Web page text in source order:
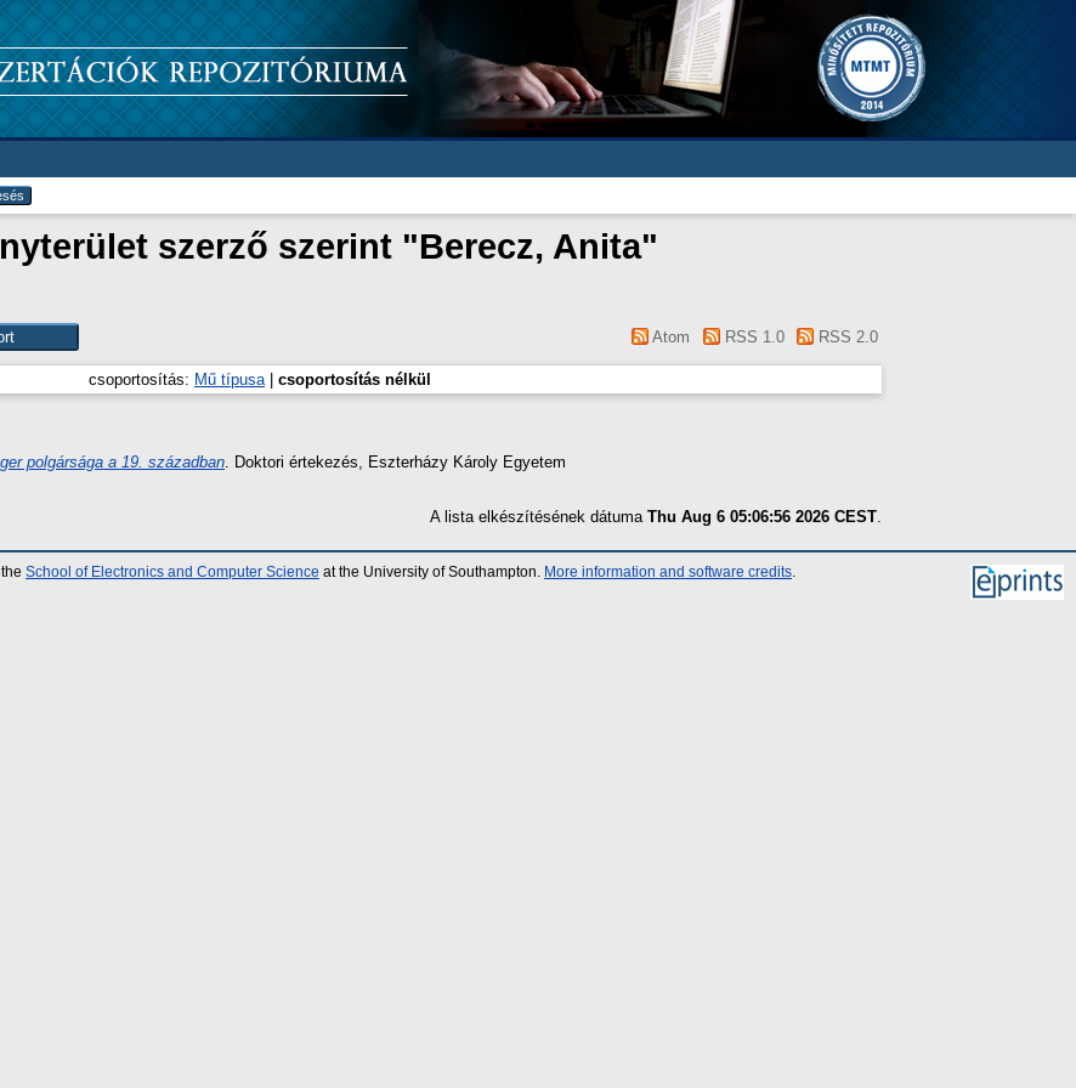
szerző szerint "Berecz, Anita"
Atom RSS 1.0 RSS 2.0
csoportosítás: Mű típusa| csoportosítás nélkül
polgársága a 19. században . Doktori értekezés, Eszterházy Károly Egyetem
A lista elkészítésének dátuma Thu Aug 6 05:06:56 2026 CEST
School of Electronics and Computer Science at the University of Southampton. More information and software credits